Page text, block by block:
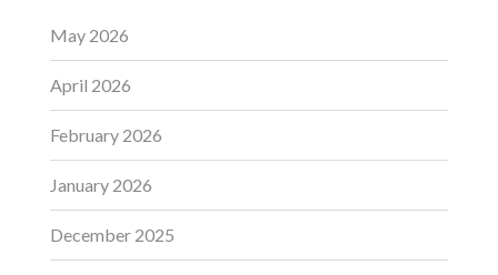
May 2026
April 2026
February 2026
January 2026
December 2025